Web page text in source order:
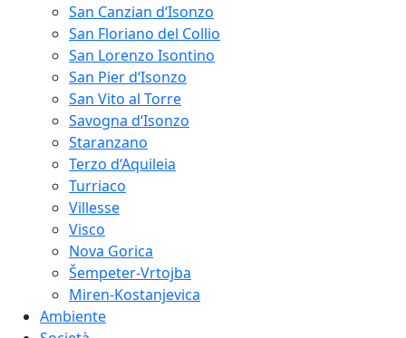
San Canzian d‘Isonzo
San Floriano del Collio
San Lorenzo Isontino
San Pier d‘Isonzo
San Vito al Torre
Savogna d‘Isonzo
Staranzano
Terzo d‘Aquileia
Turriaco
Villesse
Visco
Nova Gorica
Šempeter-Vrtojba
Miren-Kostanjevica
Ambiente